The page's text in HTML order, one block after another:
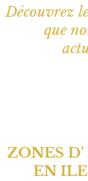
Découvrez
que
ZONES
EN